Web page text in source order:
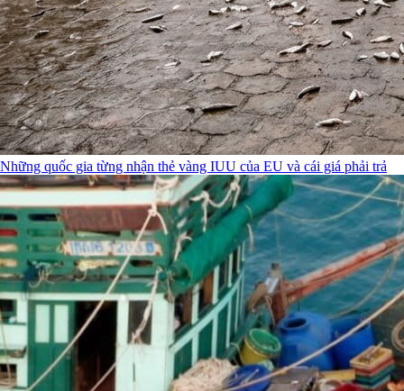
Những quốc gia từng nhận thẻ vàng IUU của EU và cái giá phải trả